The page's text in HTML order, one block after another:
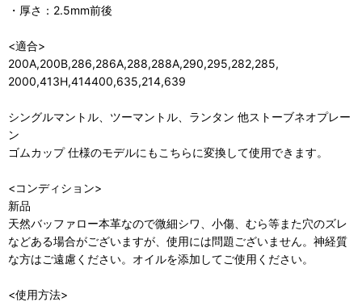
・厚さ：2.5mm前後
<適合>
200A,200B,286,286A,288,288A,290,295,282,285,
2000,413H,414400,635,214,639
シングルマントル、ツーマントル、ランタン 他ストーブネオプレー
ン
ゴムカップ 仕様のモデルにもこちらに変換して使用できます。
<コンディション>
新品
天然バッファロー本革なので微細シワ、小傷、むら等また穴のズレ
などある場合がございますが、使用には問題ございません。神経質
な方はご遠慮ください。オイルを添加してご使用ください。
<使用方法>